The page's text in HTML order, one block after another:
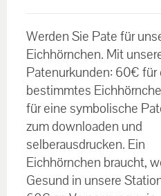
Werden Sie Pate für
Eichhörnchen. Mit
Patenurkunden: 60€ für
bestimmtes
für eine symbolische
zum downloaden und
selberausdrucken. Ein
Eichhörnchen braucht,
Gesund in unsere